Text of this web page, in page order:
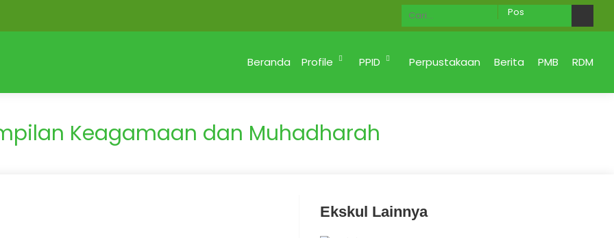
Ahlan Wa Sahlan di Website MAN 2 KOTA
Beranda Profile PPID Perpustakaan Berita PMB RDM
Keagamaan dan Muhadharah
Ekskul Lainnya